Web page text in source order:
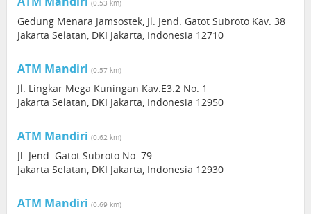
(0.53 km)
Gedung Menara Jamsostek, Jl. Jend. Gatot Subroto Kav. 38
Jakarta Selatan, DKI Jakarta, Indonesia 12710
ATM Mandiri (0.57 km)
Jl. Lingkar Mega Kuningan Kav.E3.2 No. 1
Jakarta Selatan, DKI Jakarta, Indonesia 12950
ATM Mandiri (0.62 km)
Jl. Jend. Gatot Subroto No. 79
Jakarta Selatan, DKI Jakarta, Indonesia 12930
ATM Mandiri (0.69 km)